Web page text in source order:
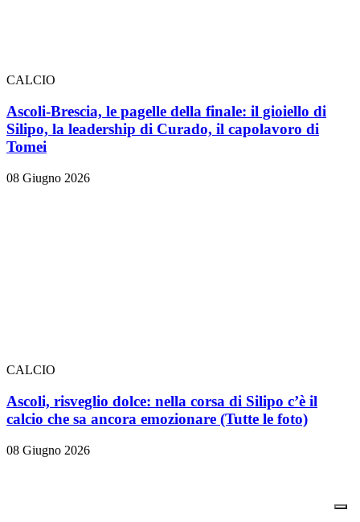
CALCIO
Ascoli-Brescia, le pagelle della finale: il gioiello di
Silipo, la leadership di Curado, il capolavoro di
Tomei
08 Giugno 2026
CALCIO
Ascoli, risveglio dolce: nella corsa di Silipo c’è il
calcio che sa ancora emozionare (Tutte le foto)
08 Giugno 2026